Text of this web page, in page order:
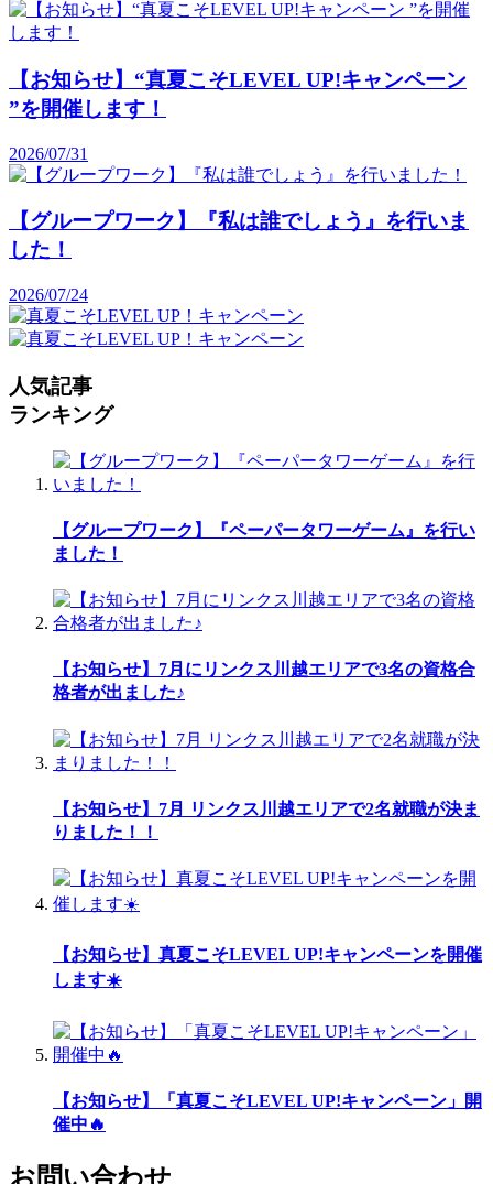
【お知らせ】“真夏こそLEVEL UP!キャンペーン
”を開催します！
2026/07/31
【グループワーク】『私は誰でしょう』を行いま
した！
2026/07/24
人気記事
ランキング
【グループワーク】『ペーパータワーゲーム』を行い
ました！
【お知らせ】7月にリンクス川越エリアで3名の資格合
格者が出ました♪
【お知らせ】7月 リンクス川越エリアで2名就職が決ま
りました！！
【お知らせ】真夏こそLEVEL UP!キャンペーンを開催
します☀️
【お知らせ】「真夏こそLEVEL UP!キャンペーン」開
催中🔥
お問い合わせ